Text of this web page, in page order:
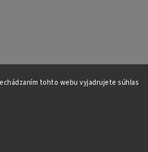
tohto webu vyjadrujete súhlas